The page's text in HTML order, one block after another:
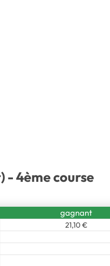
- 4ème course
gagnant
21,10 €